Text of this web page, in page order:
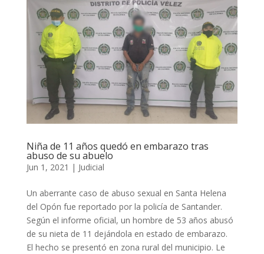
Niña de 11 años quedó en embarazo tras
abuso de su abuelo
Jun 1, 2021 | Judicial
Un aberrante caso de abuso sexual en Santa Helena
del Opón fue reportado por la policía de Santander.
Según el informe oficial, un hombre de 53 años abusó
de su nieta de 11 dejándola en estado de embarazo.
El hecho se presentó en zona rural del municipio. Le